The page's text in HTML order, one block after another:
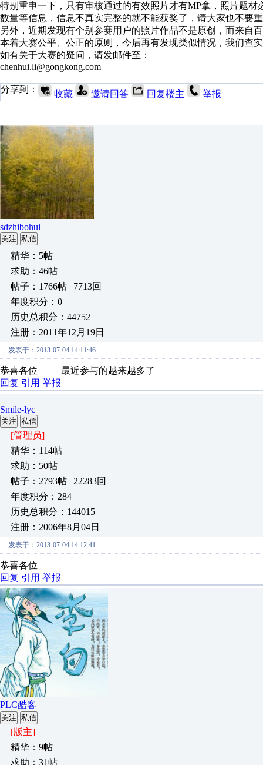
特别重申一下，只有审核通过的有效照片才有MP拿，照片题
数量等信息，信息不真实完整的就不能获奖了，请大家也不要
另外，近期发现有个别参赛用户的照片作品不是原创，而来自
本着大赛公平、公正的原则，今后再有发现类似情况，我们查
如有关于大赛的疑问，请发邮件至：
chenhui.li@gongkong.com
分享到： 收藏 邀请回答 回复楼主 举报
sdzhibohui
关注 私信
精华：5帖
求助：46帖
帖子：1766帖 | 7713回
年度积分：0
历史总积分：44752
注册：2011年12月19日
发表于：2013-07-04 14:11:46
恭喜各位 最近参与的越来越多了
回复 引用 举报
Smile-lyc
关注 私信
[管理员]
精华：114帖
求助：50帖
帖子：2793帖 | 22283回
年度积分：284
历史总积分：144015
注册：2006年8月04日
发表于：2013-07-04 14:12:41
恭喜各位
回复 引用 举报
PLC酷客
关注 私信
[版主]
精华：9帖
求助：31帖